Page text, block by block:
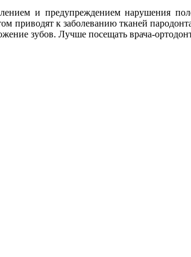
и предупреждением нарушения
приводят к заболеванию тканей
зубов. Лучше посещать врача-